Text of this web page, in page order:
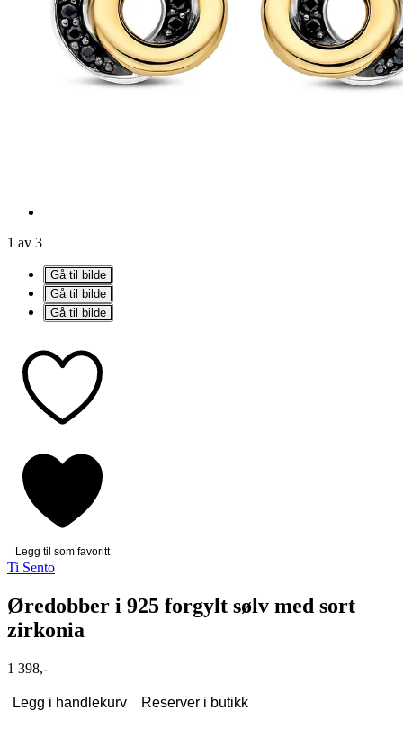
1 av 3
Gå til bilde
Gå til bilde
Gå til bilde
Legg til som favoritt
Ti Sento
Øredobber i 925 forgylt sølv med sort
zirkonia
1 398,-
Legg i handlekurv Reserver i butikk